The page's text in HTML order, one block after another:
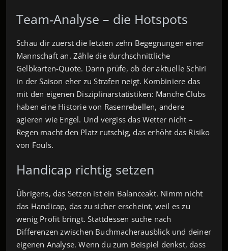
Team‑Analyse – die Hotspots
Schau dir zuerst die letzten zehn Begegnungen einer
Mannschaft an. Zähle die durchschnittliche
Gelbkarten‑Quote. Dann prüfe, ob der aktuelle Schiri
in der Saison eher zu Strafen neigt. Kombiniere das
mit den eigenen Disziplinarstatistiken: Manche Clubs
haben eine Historie von Rasenrebellen, andere
agieren wie Engel. Und vergiss das Wetter nicht –
Regen macht den Platz rutschig, das erhöht das Risiko
von Fouls.
Handicap richtig setzen
Übrigens, das Setzen ist ein Balanceakt. Nimm nicht
das Handicap, das zu sicher erscheint, weil es zu
wenig Profit bringt. Stattdessen suche nach
Differenzen zwischen Buchmacherausblick und deiner
eigenen Analyse. Wenn du zum Beispiel denkst, dass